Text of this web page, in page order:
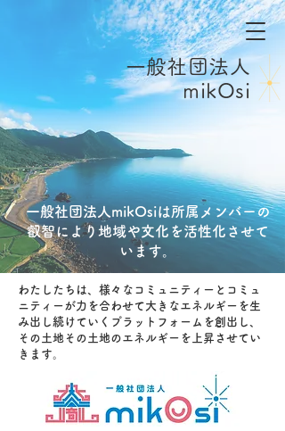
​一般社団法人
mikOsi
一般社団法人mikOsiは所属メンバーの
叡智により地域や文化を活性化させて
います。
わたしたちは、様々なコミュニティーとコミュ
ニティーが力を合わせて大きなエネルギーを生
み出し続けていくプラットフォームを創出し、
その土地その土地のエネルギーを上昇させてい
きます。